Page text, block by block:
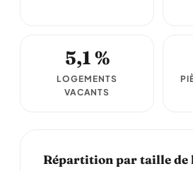
5,1 %
LOGEMENTS
VACANTS
Répartition par taille de